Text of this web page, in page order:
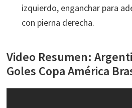
izquierdo, enganchar para
con pierna derecha.
Video Resumen:
Goles Copa América